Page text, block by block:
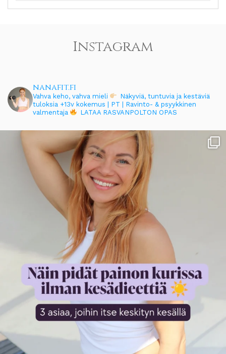
Instagram
nanafit.fi
Vahva keho, vahva mieli
Näkyviä, tuntuvia ja kestäviä
tuloksia +13v kokemus | PT | Ravinto- & psyykkinen
valmentaja
LATAA RASVANPOLTON OPAS